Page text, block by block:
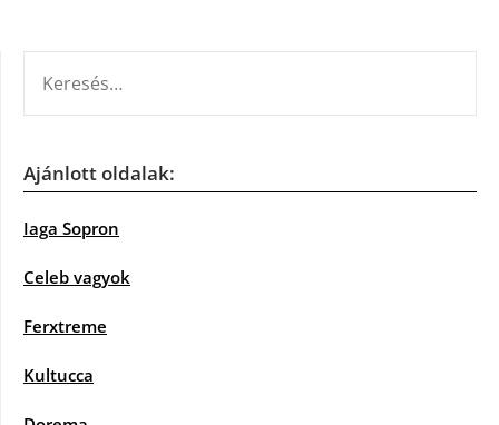
Ajánlott oldalak:
Iaga Sopron
Celeb vagyok
Ferxtreme
Kultucca